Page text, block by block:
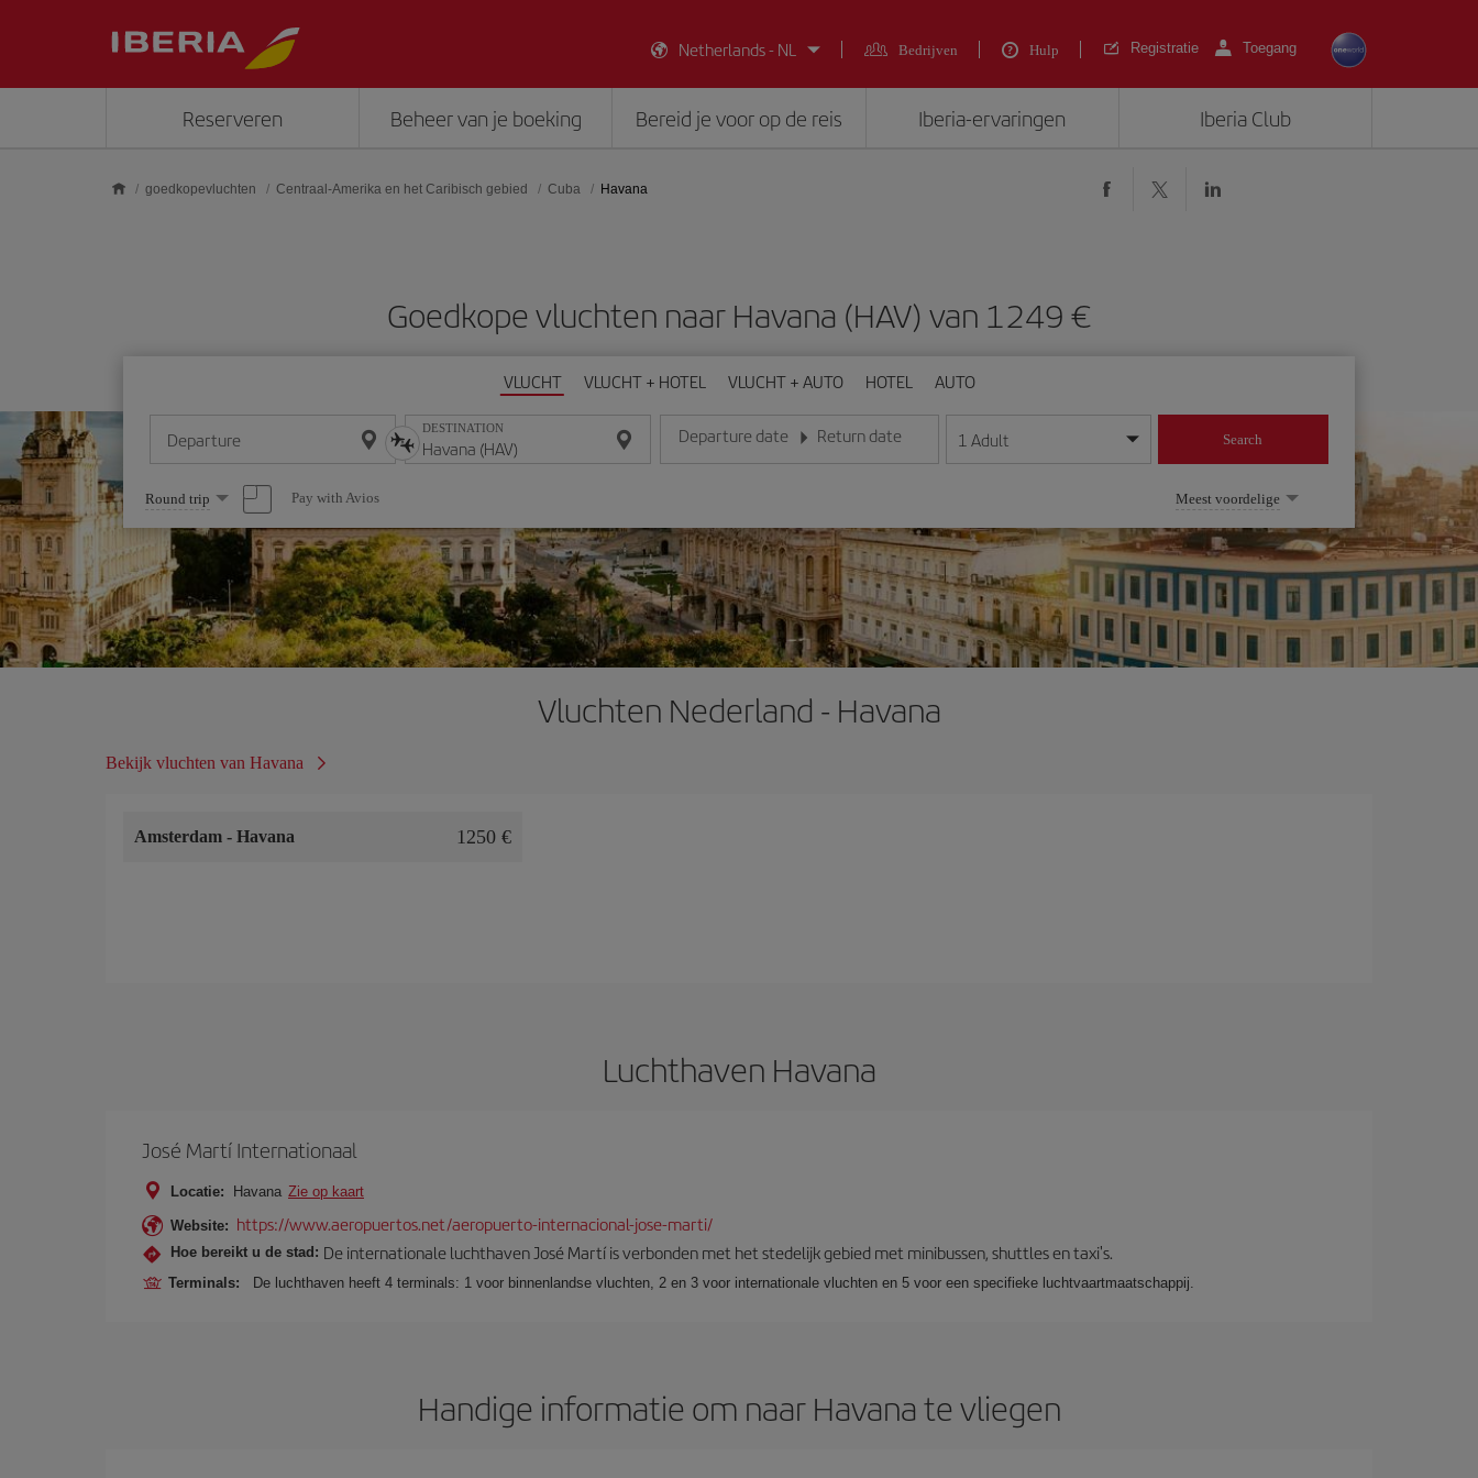
Netherlands - NL
Bedrijven Hulp Registratie Toegang
Reserveren Beheer van je boeking Bereid je voor op de reis Iberia-ervaringen Iberia Club
goedkopevluchten Centraal-Amerika en het Caribisch gebied Cuba Havana
Goedkope vluchten naar Havana (HAV) van 1249 €
VLUCHT VLUCHT + HOTEL VLUCHT + AUTO HOTEL AUTO
Departure DESTINATION Departure date
Voer de datum in het formaat dag/maand/jaar in
Return date
Voer de datum in het formaat dag/maand/jaar in
1 Adult Search
Select
one
option
Round trip Pay with Avios Meest voordelige
Vluchten Nederland - Havana
Bekijk vluchten van Havana
Amsterdam - Havana 1250 €
Luchthaven Havana
José Martí Internationaal
Locatie: Havana Zie op kaart
Website: https://www.aeropuertos.net/aeropuerto-internacional-jose-marti/
Hoe bereikt u de stad: De internationale luchthaven José Martí is verbonden met het stedelijk gebied met minibussen, shuttles en taxi's.
Terminals: De luchthaven heeft 4 terminals: 1 voor binnenlandse vluchten, 2 en 3 voor internationale vluchten en 5 voor een specifieke luchtvaartmaatschappij.
Handige informatie om naar Havana te vliegen